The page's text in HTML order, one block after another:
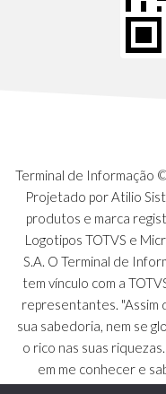
Terminal de Informação
Projetado por Atilio
produtos e marca
Logotipos TOTVS e
S.A. O Terminal de
tem vínculo com a
representantes. "Assim
sua sabedoria, nem se
o rico nas suas
em me conhecer e